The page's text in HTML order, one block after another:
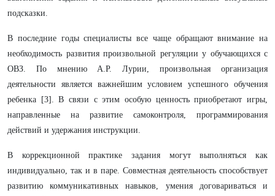
подсказки.
В последние годы специалисты все чаще обращают внимание на
необходимость развития произвольной регуляции у обучающихся с
ОВЗ. По мнению А.Р. Лурии, произвольная организация
деятельности является важнейшим условием успешного обучения
ребенка [3]. В связи с этим особую ценность приобретают игры,
направленные на развитие самоконтроля, программирования
действий и удержания инструкции.
В коррекционной практике задания могут выполняться как
индивидуально, так и в паре. Совместная деятельность способствует
развитию коммуникативных навыков, умения договариваться и